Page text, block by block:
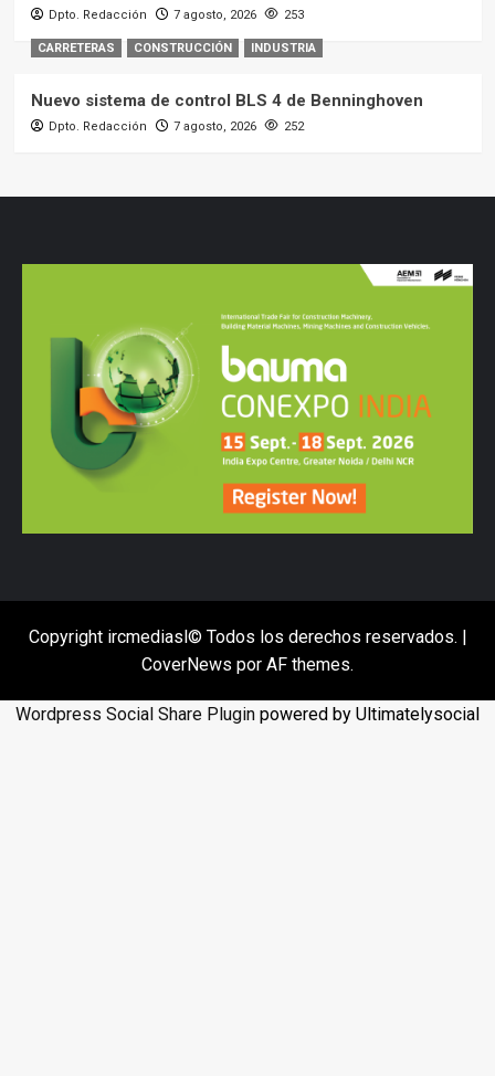
Dpto. Redacción 7 agosto, 2026 253
CARRETERAS CONSTRUCCIÓN INDUSTRIA
Nuevo sistema de control BLS 4 de Benninghoven
Dpto. Redacción 7 agosto, 2026 252
Copyright ircmediasl© Todos los derechos reservados.
CoverNews por AF themes.
Wordpress Social Share Plugin powered by Ultimatelysocial